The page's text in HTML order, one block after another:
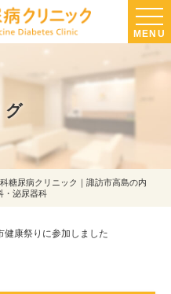
MENU
グ
糖尿病クリニック｜諏訪市高島の内
・泌尿器科
健康祭りに参加しました